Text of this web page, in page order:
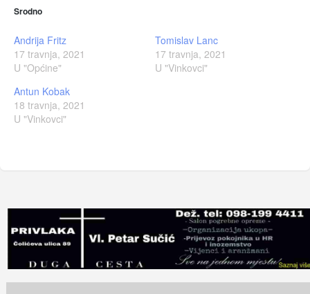
Srodno
Andrija Fritz
17 travnja, 2021
U "Općine"
Tomislav Lanc
17 travnja, 2021
U "Vinkovci"
Antun Kobak
18 travnja, 2021
U "Vinkovci"